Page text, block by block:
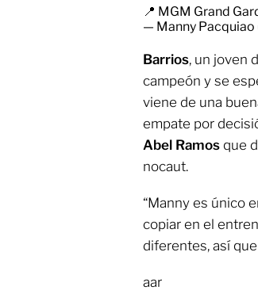
📍 MGM Grand
— Manny Pacquiao
Barrios, un joven
campeón y se
viene de una
empate por
Abel Ramos que
nocaut.
“Manny es único
copiar en el
diferentes, así
aar